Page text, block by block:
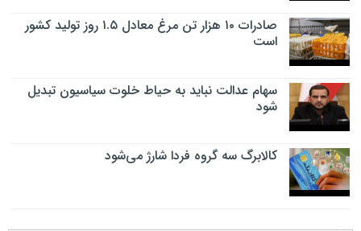
صادرات ۱۰ هزار تن مرغ معادل ۱.۵ روز تولید کشور
است
سهام عدالت نباید به حیاط خلوت سیاسیون تبدیل
شود
کالابرگ سه گروه فردا شارژ می‌شود